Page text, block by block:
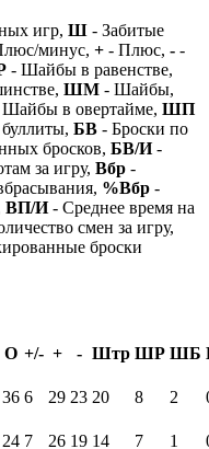
игр, Ш - Забитые
минус, + - Плюс, - -
- Шайбы в равенстве,
ШМ - Шайбы,
в овертайме, ШП
БВ - Броски по
бросков, БВ/И-
за игру, Вбр -
%Вбр -
ВП/И- Среднее время на
смен за игру,
броски
О +/- + - Штр ШР ШБ
36 6 29 23 20 8 2
24 7 26 19 14 7 1